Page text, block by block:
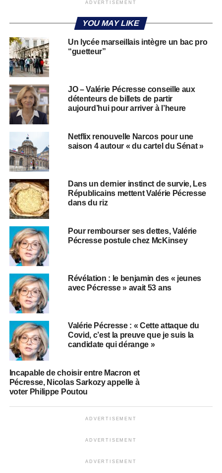
ADVERTISEMENT
YOU MAY LIKE
Un lycée marseillais intègre un bac pro
“guetteur”
JO – Valérie Pécresse conseille aux
détenteurs de billets de partir
aujourd’hui pour arriver à l’heure
Netflix renouvelle Narcos pour une
saison 4 autour « du cartel du Sénat »
Dans un dernier instinct de survie, Les
Républicains mettent Valérie Pécresse
dans du riz
Pour rembourser ses dettes, Valérie
Pécresse postule chez McKinsey
Révélation : le benjamin des « jeunes
avec Pécresse » avait 53 ans
Valérie Pécresse : « Cette attaque du
Covid, c’est la preuve que je suis la
candidate qui dérange »
Incapable de choisir entre Macron et
Pécresse, Nicolas Sarkozy appelle à
voter Philippe Poutou
ADVERTISEMENT
ADVERTISEMENT
ADVERTISEMENT